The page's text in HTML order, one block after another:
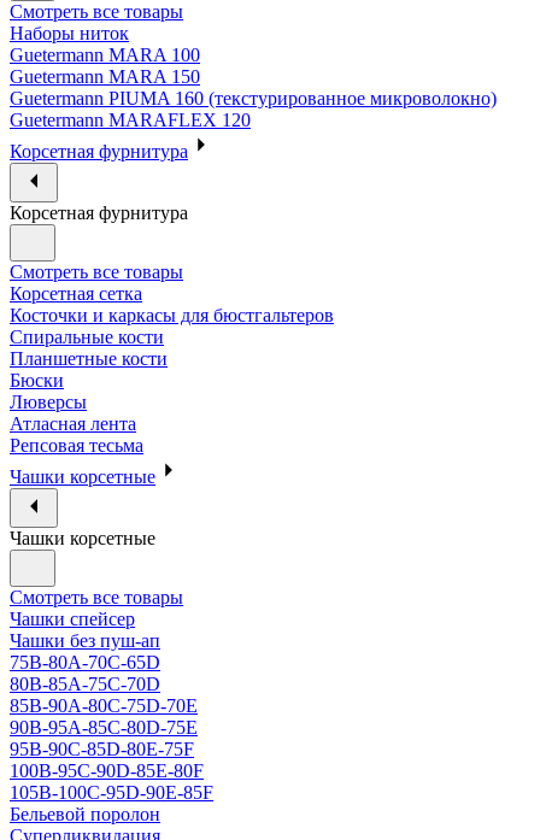
Смотреть все товары
Наборы ниток
Guetermann MARA 100
Guetermann MARA 150
Guetermann PIUMA 160 (текстурированное микроволокно)
Guetermann MARAFLEX 120
Корсетная фурнитура
Корсетная фурнитура
Смотреть все товары
Корсетная сетка
Косточки и каркасы для бюстгальтеров
Спиральные кости
Планшетные кости
Бюски
Люверсы
Атласная лента
Репсовая тесьма
Чашки корсетные
Чашки корсетные
Смотреть все товары
Чашки спейсер
Чашки без пуш-ап
75В-80А-70С-65D
80В-85А-75С-70D
85В-90А-80С-75D-70E
90B-95A-85C-80D-75E
95B-90C-85D-80E-75F
100B-95C-90D-85E-80F
105B-100C-95D-90E-85F
Бельевой поролон
Суперликвидация